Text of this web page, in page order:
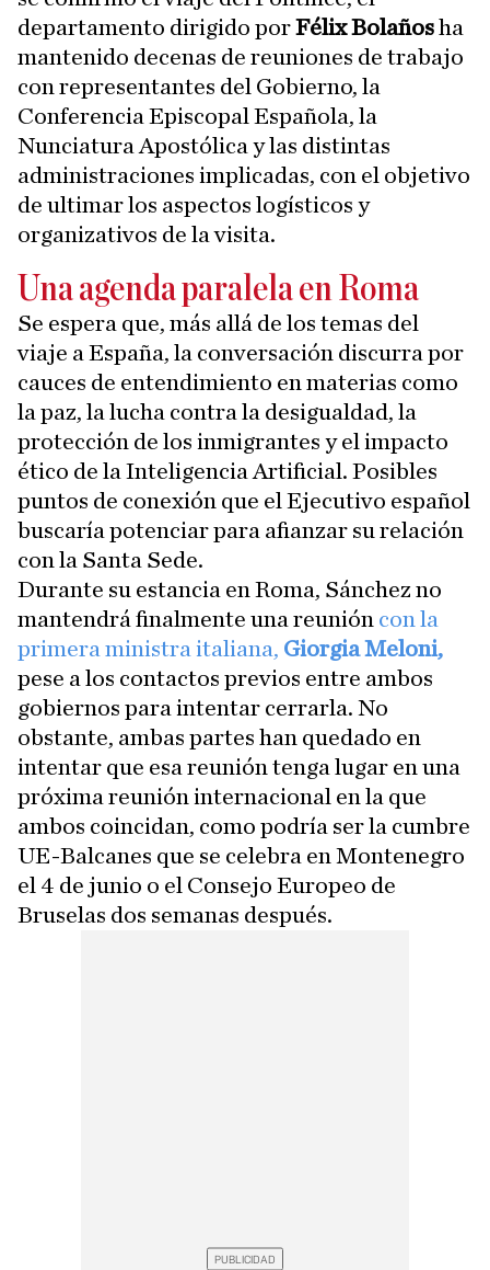
departamento dirigido porFélix Bolañosha
mantenido decenas de reuniones de trabajo
con representantes del Gobierno, la
Conferencia Episcopal Española, la
Nunciatura Apostólica y las distintas
administraciones implicadas, con el objetivo
de ultimar los aspectos logísticos y
organizativos de la visita.
Una agenda paralela en Roma
Se espera que, más allá de los temas del
viaje a España, la conversación discurra por
cauces de entendimiento en materias como
la paz, la lucha contra la desigualdad, la
protección de los inmigrantes y el impacto
ético de la Inteligencia Artificial. Posibles
puntos de conexión que el Ejecutivo español
buscaría potenciar para afianzar su relación
con la Santa Sede.
Durante su estancia en Roma, Sánchez no
mantendrá finalmente una reunión con la
primera ministra italiana, Giorgia Meloni,
pese a los contactos previos entre ambos
gobiernos para intentar cerrarla. No
obstante, ambas partes han quedado en
intentar que esa reunión tenga lugar en una
próxima reunión internacional en la que
ambos coincidan, como podría ser la cumbre
UE-Balcanes que se celebra en Montenegro
el 4 de junio o el Consejo Europeo de
Bruselas dos semanas después.